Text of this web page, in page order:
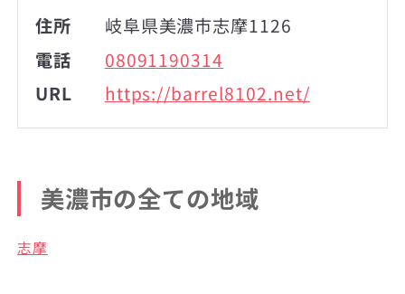
住所
岐阜県美濃市志摩1126
電話
08091190314
URL
https://barrel8102.net/
美濃市の全ての地域
志摩